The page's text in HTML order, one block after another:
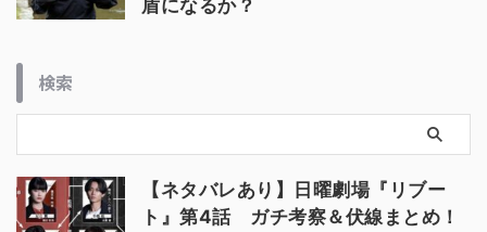
盾になるか？
検索
【ネタバレあり】日曜劇場『リブー
ト』第4話 ガチ考察＆伏線まとめ！